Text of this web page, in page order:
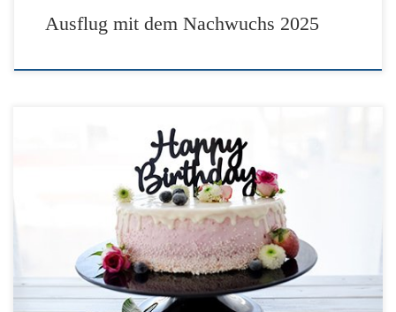
Ausflug mit dem Nachwuchs 2025
Alles gute zum 80. Heinz Swenne!!